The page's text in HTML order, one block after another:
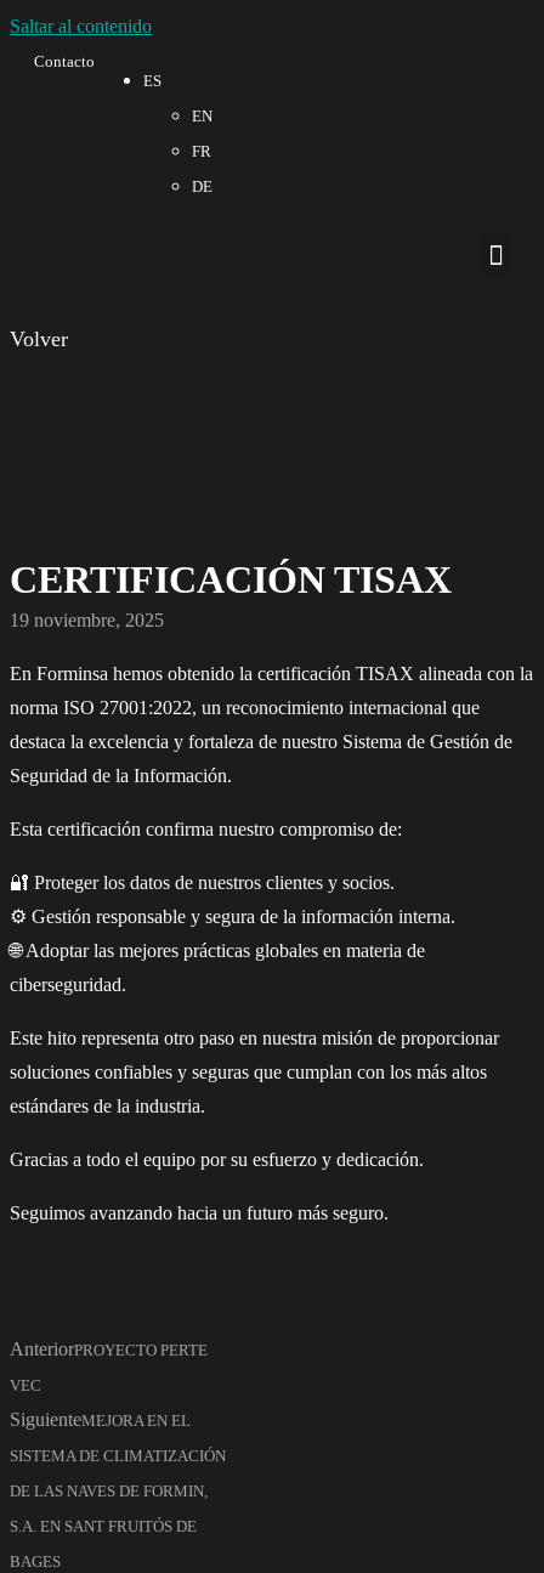
Saltar al contenido
Contacto
ES
EN
FR
DE
Volver
CERTIFICACIÓN TISAX
19 noviembre, 2025
En Forminsa hemos obtenido la certificación TISAX alineada con la
norma ISO 27001:2022, un reconocimiento internacional que
destaca la excelencia y fortaleza de nuestro Sistema de Gestión de
Seguridad de la Información.
Esta certificación confirma nuestro compromiso de:
🔐 Proteger los datos de nuestros clientes y socios.
⚙️ Gestión responsable y segura de la información interna.
🌐 Adoptar las mejores prácticas globales en materia de
ciberseguridad.
Este hito representa otro paso en nuestra misión de proporcionar
soluciones confiables y seguras que cumplan con los más altos
estándares de la industria.
Gracias a todo el equipo por su esfuerzo y dedicación.
Seguimos avanzando hacia un futuro más seguro.
AnteriorPROYECTO PERTE
VEC
SiguienteMEJORA EN EL
SISTEMA DE CLIMATIZACIÓN
DE LAS NAVES DE FORMIN,
S.A. EN SANT FRUITÓS DE
BAGES